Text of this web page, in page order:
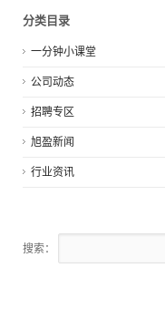
分类目录
一分钟小课堂
公司动态
招聘专区
旭盈新闻
行业资讯
搜索：